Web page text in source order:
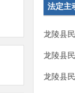
法定主
龙陵县
龙陵县
龙陵县